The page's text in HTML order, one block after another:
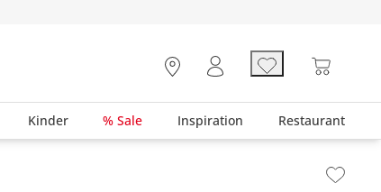
Kinder % Sale Inspiration Restaurant
Seitenleiste überspringen - Zum Seitenende